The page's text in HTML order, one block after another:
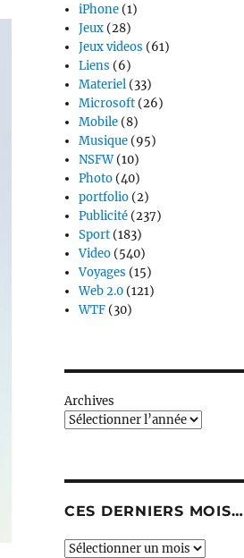
iPhone (1)
Jeux (28)
Jeux videos (61)
Liens (6)
Materiel (33)
Microsoft (26)
Mobile (8)
Musique (95)
NSFW(10)
Photo (40)
portfolio (2)
Publicité (237)
Sport (183)
Video (540)
Voyages (15)
Web 2.0 (121)
WTF (30)
Archives
CES DERNIERS MOIS…
Ces